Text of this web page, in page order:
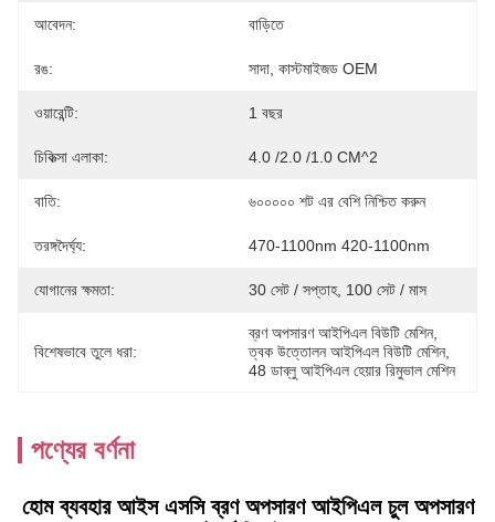
আবেদন: বাড়িতে
রঙ: সাদা, কাস্টমাইজড OEM
ওয়ারেন্টি: 1 বছর
চিকিত্সা এলাকা: 4.0 /2.0 /1.0 CM^2
বাতি: ৬০০০০০ শট এর বেশি নিশ্চিত করুন
তরঙ্গদৈর্ঘ্য: 470-1100nm 420-1100nm
যোগানের ক্ষমতা: 30 সেট / সপ্তাহ, 100 সেট / মাস
বিশেষভাবে তুলে ধরা:
ব্রণ অপসারণ আইপিএল বিউটি মেশিন,
ত্বক উত্তোলন আইপিএল বিউটি মেশিন,
48 ডাব্লু আইপিএল হেয়ার রিমুভাল মেশিন
পণ্যের বর্ণনা
হোম ব্যবহার আইস এসসি ব্রণ অপসারণ আইপিএল চুল অপসারণ